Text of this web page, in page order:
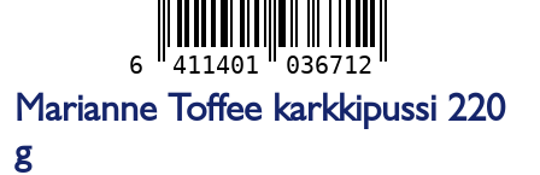
6 411401 036712
Marianne Toffee karkkipussi 220
g